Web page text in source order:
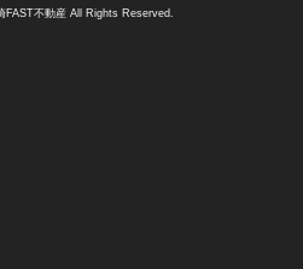
FAST不動産 All Rights Reserved.